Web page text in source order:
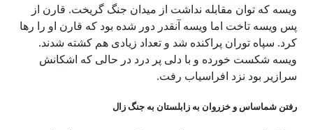
ویسه که توان مقابله نداشت از میدان جنگ گریخت. قارن از
پس ویسه تاخت اما ویسه آنقدر دور شده بود که قارن او را رها
کرد. سپاه توران پراکنده شد و تعداد زیادی هم کشته شدند.
ویسه شکست خورده و با دلی پر درد در حالی که اشکانش
سرازیر بود نزد افراسیاب رفت.
رفتن شماساس و خزروان به زابلستان به جنگ زال